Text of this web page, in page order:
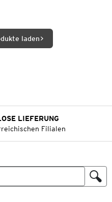
laden
LIEFERUNG
Filialen